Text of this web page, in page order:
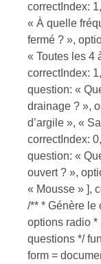
correctIndex:
« À quelle
fermé ? »,
« Toutes les 4
correctIndex:
question: «
drainage ? »,
d’argile », «
correctIndex:
question: «
ouvert ? »,
« Mousse » ],
/** * Génère le
options radio *
questions */
form =